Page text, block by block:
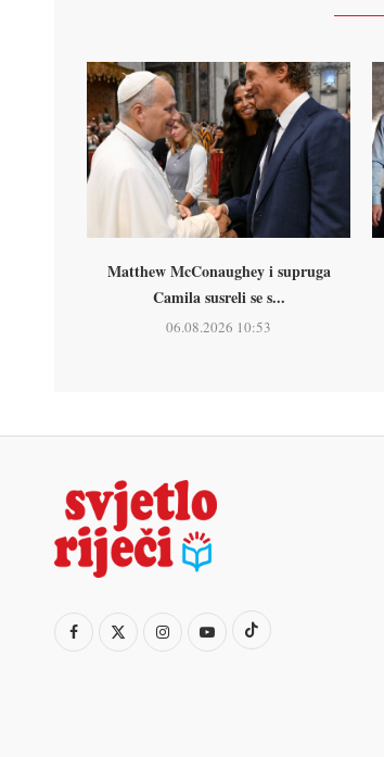
Matthew McConaughey i supruga
Camila susreli se s...
06.08.2026 10:53